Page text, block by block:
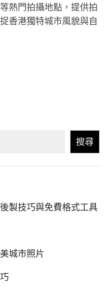
熱門拍攝地點，提供拍
香港獨特城市風貌與自
搜尋
製技巧與免費格式工具
城市照片